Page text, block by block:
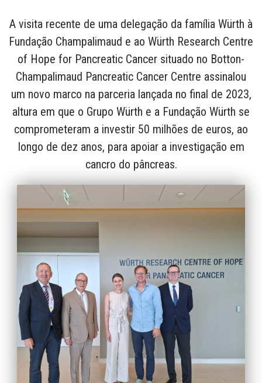
A visita recente de uma delegação da família Würth à
Fundação Champalimaud e ao Würth Research Centre
of Hope for Pancreatic Cancer situado no Botton-
Champalimaud Pancreatic Cancer Centre assinalou
um novo marco na parceria lançada no final de 2023,
altura em que o Grupo Würth e a Fundação Würth se
comprometeram a investir 50 milhões de euros, ao
longo de dez anos, para apoiar a investigação em
cancro do pâncreas.